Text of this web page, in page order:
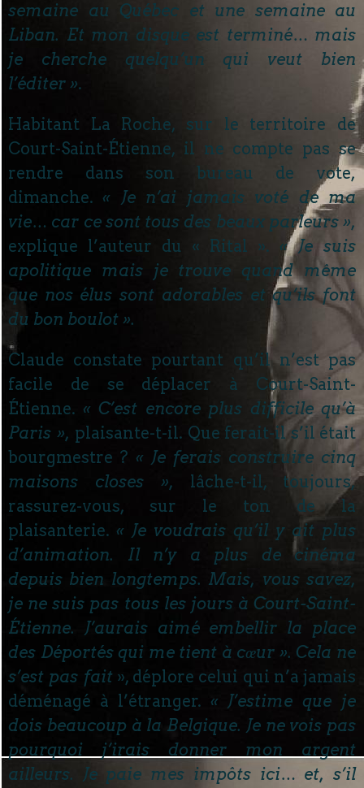
semaine au Québec et une semaine au
Liban. Et mon disque est terminé… mais
je cherche quelqu’un qui veut bien
l’éditer ».
Habitant La Roche, sur le territoire de
Court-Saint-Étienne, il ne compte pas se
rendre dans son bureau de vote,
dimanche. « Je n’ai jamais voté de ma
vie… car ce sont tous des beaux parleurs »,
explique l’auteur du « Rital ». « Je suis
apolitique mais je trouve quand même
que nos élus sont adorables et qu’ils font
du bon boulot ».
Claude constate pourtant qu’il n’est pas
facile de se déplacer à Court-Saint-
Étienne. « C’est encore plus difficile qu’à
Paris », plaisante-t-il. Que ferait-il s’il était
bourgmestre ? « Je ferais construire cinq
maisons closes », lâche-t-il, toujours,
rassurez-vous, sur le ton de la
plaisanterie. « Je voudrais qu’il y ait plus
d’animation. Il n’y a plus de cinéma
depuis bien longtemps. Mais, vous savez,
je ne suis pas tous les jours à Court-Saint-
Étienne. J’aurais aimé embellir la place
des Déportés qui me tient à cœur ». Cela ne
s’est pas fait», déplore celui qui n’a jamais
déménagé à l’étranger. « J’estime que je
dois beaucoup à la Belgique. Je ne vois pas
pourquoi j’irais donner mon argent
ailleurs. Je paie mes impôts ici… et, s’il